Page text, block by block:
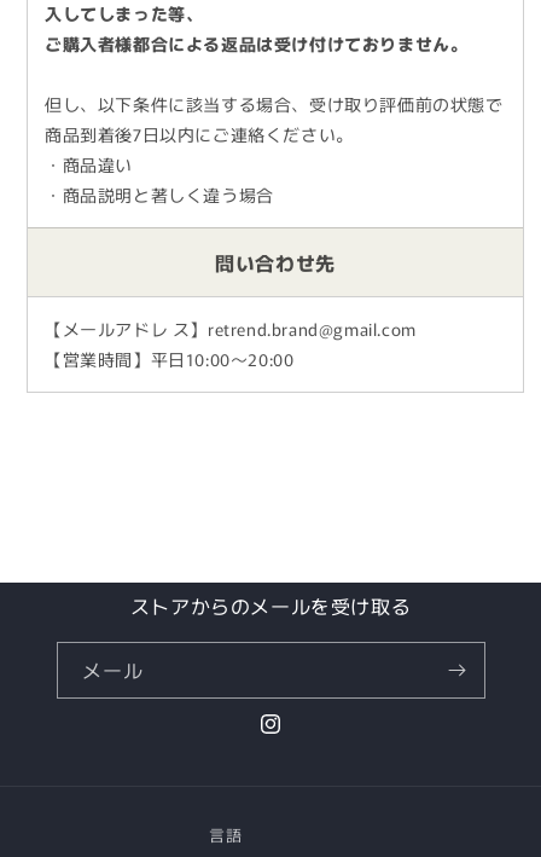
入してしまった等、
ご購入者様都合による返品は受け付けておりません。
但し、以下条件に該当する場合、受け取り評価前の状態で
商品到着後7日以内にご連絡ください。
・商品違い
・商品説明と著しく違う場合
問い合わせ先
【メールアドレ ス】retrend.brand@gmail.com
【営業時間】平日10:00～20:00
ストアからのメールを受け取る
メール
Instagram
言語